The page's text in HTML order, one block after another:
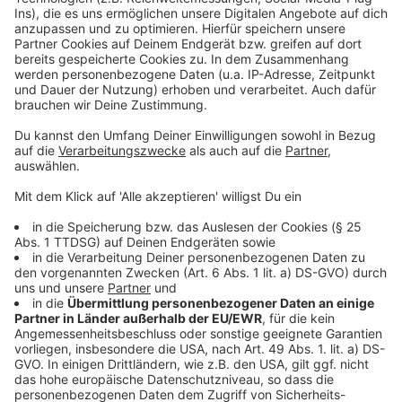
Anzeige
Weitere Nachrichten aus dem Ennepe-Ruhr-
Kreis
Anzeige
Kostenloser Kinder-Fahrradcheck in Ennepetal
Heute Nachmittag gibts Stau im Ennepe-Ruhr-Kreis
Abkühlung im Kreis gesucht
Viele Stadtfeste und verkaufsoffene Sonntage
Anzeige